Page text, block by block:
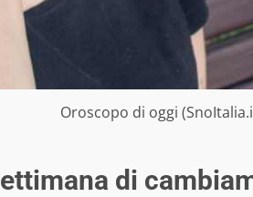
Oroscopo di oggi
di